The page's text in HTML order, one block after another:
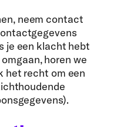
neem contact
je een klacht hebt
horen we
het recht om een